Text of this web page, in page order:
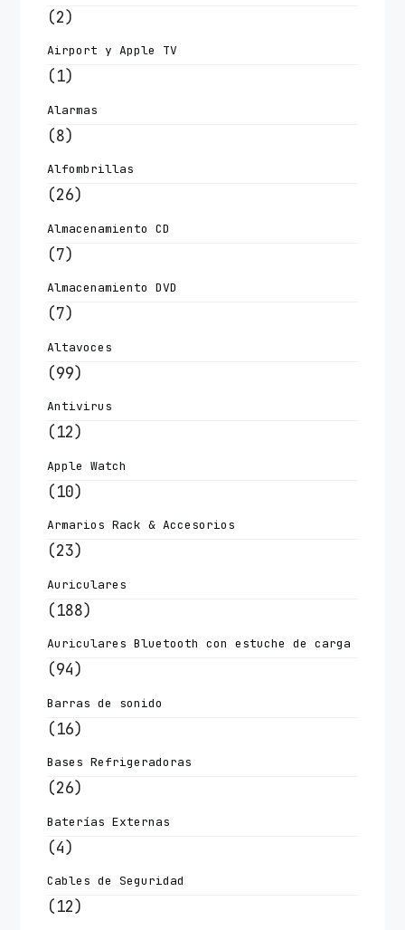
(2)
Airport y Apple TV
(1)
Alarmas
(8)
Alfombrillas
(26)
Almacenamiento CD
(7)
Almacenamiento DVD
(7)
Altavoces
(99)
Antivirus
(12)
Apple Watch
(10)
Armarios Rack & Accesorios
(23)
Auriculares
(188)
Auriculares Bluetooth con estuche de carga
(94)
Barras de sonido
(16)
Bases Refrigeradoras
(26)
Baterías Externas
(4)
Cables de Seguridad
(12)